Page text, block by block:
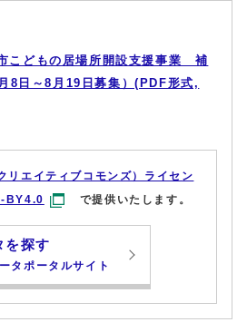
こどもの居場所開設支援事業 補
8日～8月19日募集）(PDF形式,
リエイティブコモンズ）ライセン
BY4.0 で提供いたします。
を探す
タポータルサイト